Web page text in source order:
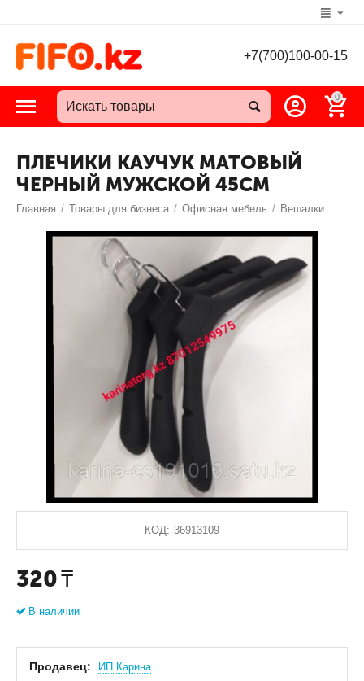
+7(700)100-00-15
0
ПЛЕЧИКИ КАУЧУК МАТОВЫЙ
ЧЕРНЫЙ МУЖСКОЙ 45СМ
Главная / Товары для бизнеса / Офисная мебель / Вешалки
КОД: 36913109
320 ₸
В наличии
Продавец: ИП Карина